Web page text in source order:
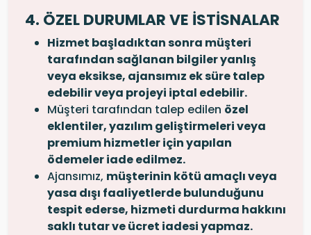
4. ÖZEL DURUMLAR VE İSTİSNALAR
Hizmet başladıktan sonra müşteri
tarafından sağlanan bilgiler yanlış
veya eksikse, ajansımız ek süre talep
edebilir veya projeyi iptal edebilir.
Müşteri tarafından talep edilen özel
eklentiler, yazılım geliştirmeleri veya
premium hizmetler için yapılan
ödemeler iade edilmez.
Ajansımız, müşterinin kötü amaçlı veya
yasa dışı faaliyetlerde bulunduğunu
tespit ederse, hizmeti durdurma hakkını
saklı tutar ve ücret iadesi yapmaz.